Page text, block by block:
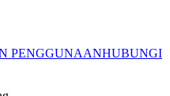
PENGGUNAANHUBUNGI